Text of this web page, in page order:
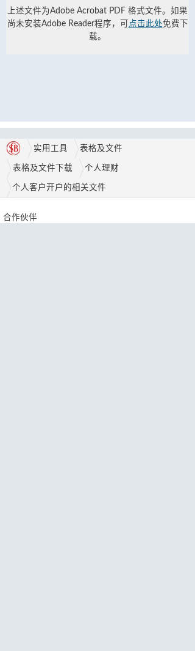
上述文件为Adobe Acrobat PDF 格式文件。如果
尚未安装Adobe Reader程序，可 点击此处免费下
载。
实用工具 表格及文件
表格及文件下载 个人理财
个人客户开户的相关文件
合作伙伴